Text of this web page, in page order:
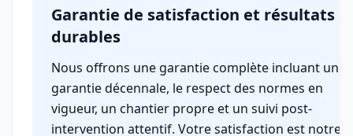
Garantie de satisfaction et résultats
durables
Nous offrons une garantie complète incluant une
garantie décennale, le respect des normes en
vigueur, un chantier propre et un suivi post-
intervention attentif. Votre satisfaction est notre